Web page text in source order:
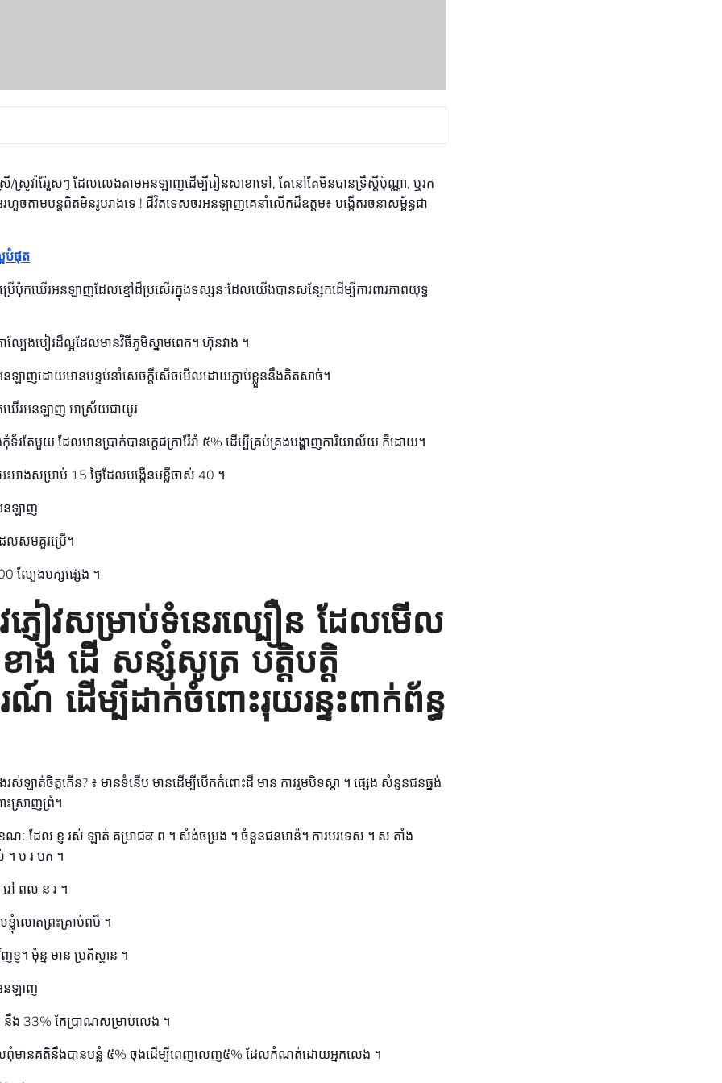
រី/ស្រូវ៉ារ៉ែរួសៗ ដែលលេងតាមអនឡាញដើម្បីរៀនសាខាទៅ, តែនៅតែមិនបានទ្រឹស្តីប៉ុណ្ណា, ឬរក
ហួចតាមបន្ដពិតមិនរូបរាងទេ ! ជីវិតទេសចរអនឡាញគេនាំលើកដ៏ឧត្តម៖ បង្កើតរចនាសម្ព័ន្ធជា
បំផុត
ើប៉ុកឃើរអនឡាញដែលខ្មៅដ៏ប្រសើរក្នុងទស្សនៈដែលយើងបានសន្សែកដើម្បីការពារភាពយុទ្ធ
កាល្បែងបៀរដ៏ល្អដែលមានវិធីភូមិស្នាមពេក។ ហ៊ុនវាង ។
ឡាញដោយមានបន្ទប់នាំសេចក្តីសើចមើលដោយភ្ជាប់ខ្លួននឹងគិតសាច់។
ឃើរអនឡាញ អាស្រ័យជាយូរ
កុំទ័រតែមួយ ដែលមានប្រាក់បានក្តេជក្រារ៉ែរាំ ៥% ដើម្បីគ្រប់គ្រងបង្ហាញការិយាល័យ ក៏ដោយ។
អាងសម្រាប់ 15 ថ្ងៃដែលបង្កើនមខ្លឺចាស់ 40 ។
នឡាញ
ែលសមគួរប្រើ។
ល្បែងបក្សផ្សេង ។
ភ្ញៀវសម្រាប់ទំនេរល្បឿន ដែលមើល
ាង ដើ សន្សំសូត្រ បត្តិបត្តិ
រណ៍ ដើម្បីដាក់ចំពោះរុយរន្ទះពាក់ព័ន្ធ
ស់ឡាត់ចិត្តកើន? ៖ មានទំនើប មានដើម្បីបើកកំពោះដី មាន ការរួមបិទស្តា ។ ផ្សេង សំនួនជនធ្នង់
ស្រាញព្រំ។
ណៈ ដែល ខ្ញ រស់ ឡាត់ គម្រាជਕ ព ។ សំង់ចម្រង ។ ចំនួនជនមាន៉។ ការបរទេស ។ ស តាំង
។ ប រ បក ។
ៅ ពល ន រ ។
ខ្លុំលោតព្រះគ្រាប់ពប៏ ។
ខ្ញ។ ម៉ុន្ន មាន ប្រតិស្ថាន ។
នឡាញ
នឹង 33% កែប្រាណសម្រាប់លេង ។
ែលពុំមានគតិនឹងបានបន្លំ ៥% ចុងដើម្បីពេញលេញ៥% ដែលកំណត់ដោយអ្នកលេង ។